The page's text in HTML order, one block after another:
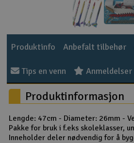
Motor & tilbehør
Outlet
Radioutstyr
Raketter
Smarthjem, lek & hobby
Solenergi
Produktinfo Anbefalt tilbehør
Tips en venn Anmeldelser
Produktinformasjon
Lengde: 47cm - Diameter: 26mm -
Pakke for bruk i f.eks skoleklasser,
Inneholder deler nødvendig for å